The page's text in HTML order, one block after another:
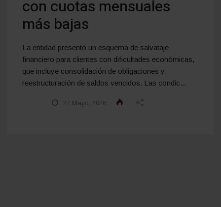
con cuotas mensuales
más bajas
La entidad presentó un esquema de salvataje
financiero para clientes con dificultades económicas,
que incluye consolidación de obligaciones y
reestructuración de saldos vencidos. Las condic...
27 Mayo, 2026